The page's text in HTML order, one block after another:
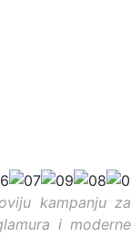
kampanju za
i moderne